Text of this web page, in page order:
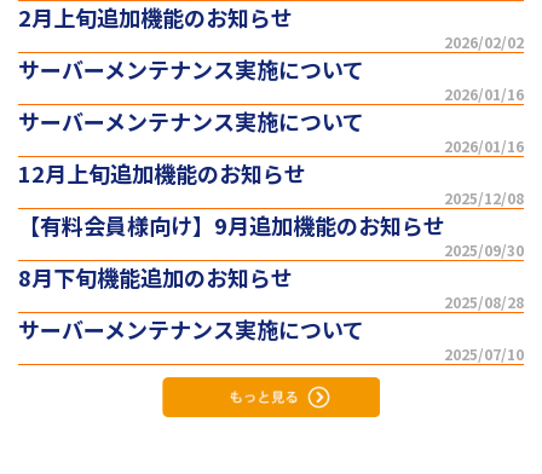
2月上旬追加機能のお知らせ
2026/02/02
サーバーメンテナンス実施について
2026/01/16
サーバーメンテナンス実施について
2026/01/16
12月上旬追加機能のお知らせ
2025/12/08
【有料会員様向け】9月追加機能のお知らせ
2025/09/30
8月下旬機能追加のお知らせ
2025/08/28
サーバーメンテナンス実施について
2025/07/10